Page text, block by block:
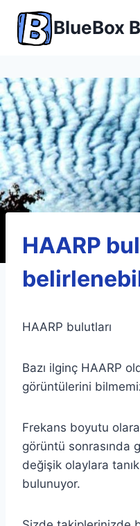
content
BlueBox
HAARP
HAARP bulutları
Bazı ilginç HAARP
görüntülerini
Frekans boyutu
görüntü sonrasında
değişik olaylara
bulunuyor.